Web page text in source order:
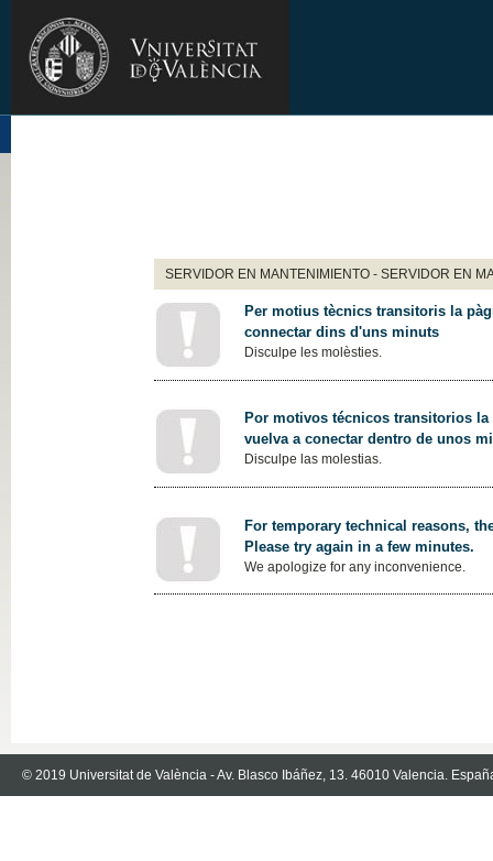
SERVIDOR EN MANTENIMIENTO - SERVIDOR EN
Per motius tècnics transitoris la
connectar dins d'uns minuts
Disculpe les molèsties.
Por motivos técnicos transitorios
vuelva a conectar dentro de unos
Disculpe las molestias.
For temporary technical reasons,
Please try again in a few minutes.
We apologize for any inconvenience.
© 2019 Universitat de València - Av. Blasco Ibáñez, 13. 46010 Valencia.